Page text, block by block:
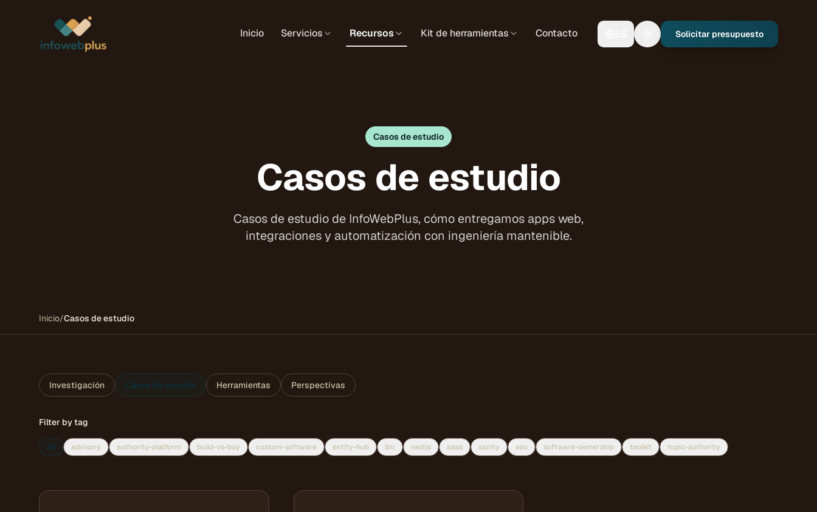
Inicio Servicios Recursos Kit de herramientas Contacto Toggle themeSolicitar presupuesto
Casos de estudio
Casos de estudio
Casos de estudio de InfoWebPlus, cómo entregamos apps web,
integraciones y automatización con ingeniería mantenible.
Inicio/Casos de estudio
Investigación Casos de estudio Herramientas Perspectivas
Filter by tag
All advisory authority-platform build-vs-buy custom-software entity-hub llm nextjs saas sanity seo software-ownership toolkit topic-authority